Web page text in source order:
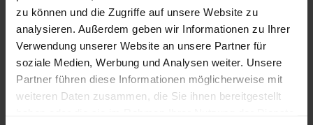
zu können und die Zugriffe auf unsere Website zu
analysieren. Außerdem geben wir Informationen zu Ihrer
Verwendung unserer Website an unsere Partner für
soziale Medien, Werbung und Analysen weiter. Unsere
Partner führen diese Informationen möglicherweise mit
weiteren Daten zusammen, die Sie ihnen bereitgestellt
lose Ware Sackware
September
Januar
Mai
250 €
300 €